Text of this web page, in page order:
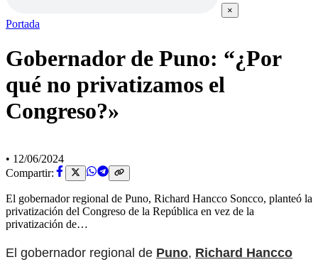
×
Portada
Gobernador de Puno: “¿Por
qué no privatizamos el
Congreso?»
• 12/06/2024
Compartir:
El gobernador regional de Puno, Richard Hancco Soncco, planteó la
privatización del Congreso de la República en vez de la
privatización de…
El gobernador regional de Puno, Richard Hancco